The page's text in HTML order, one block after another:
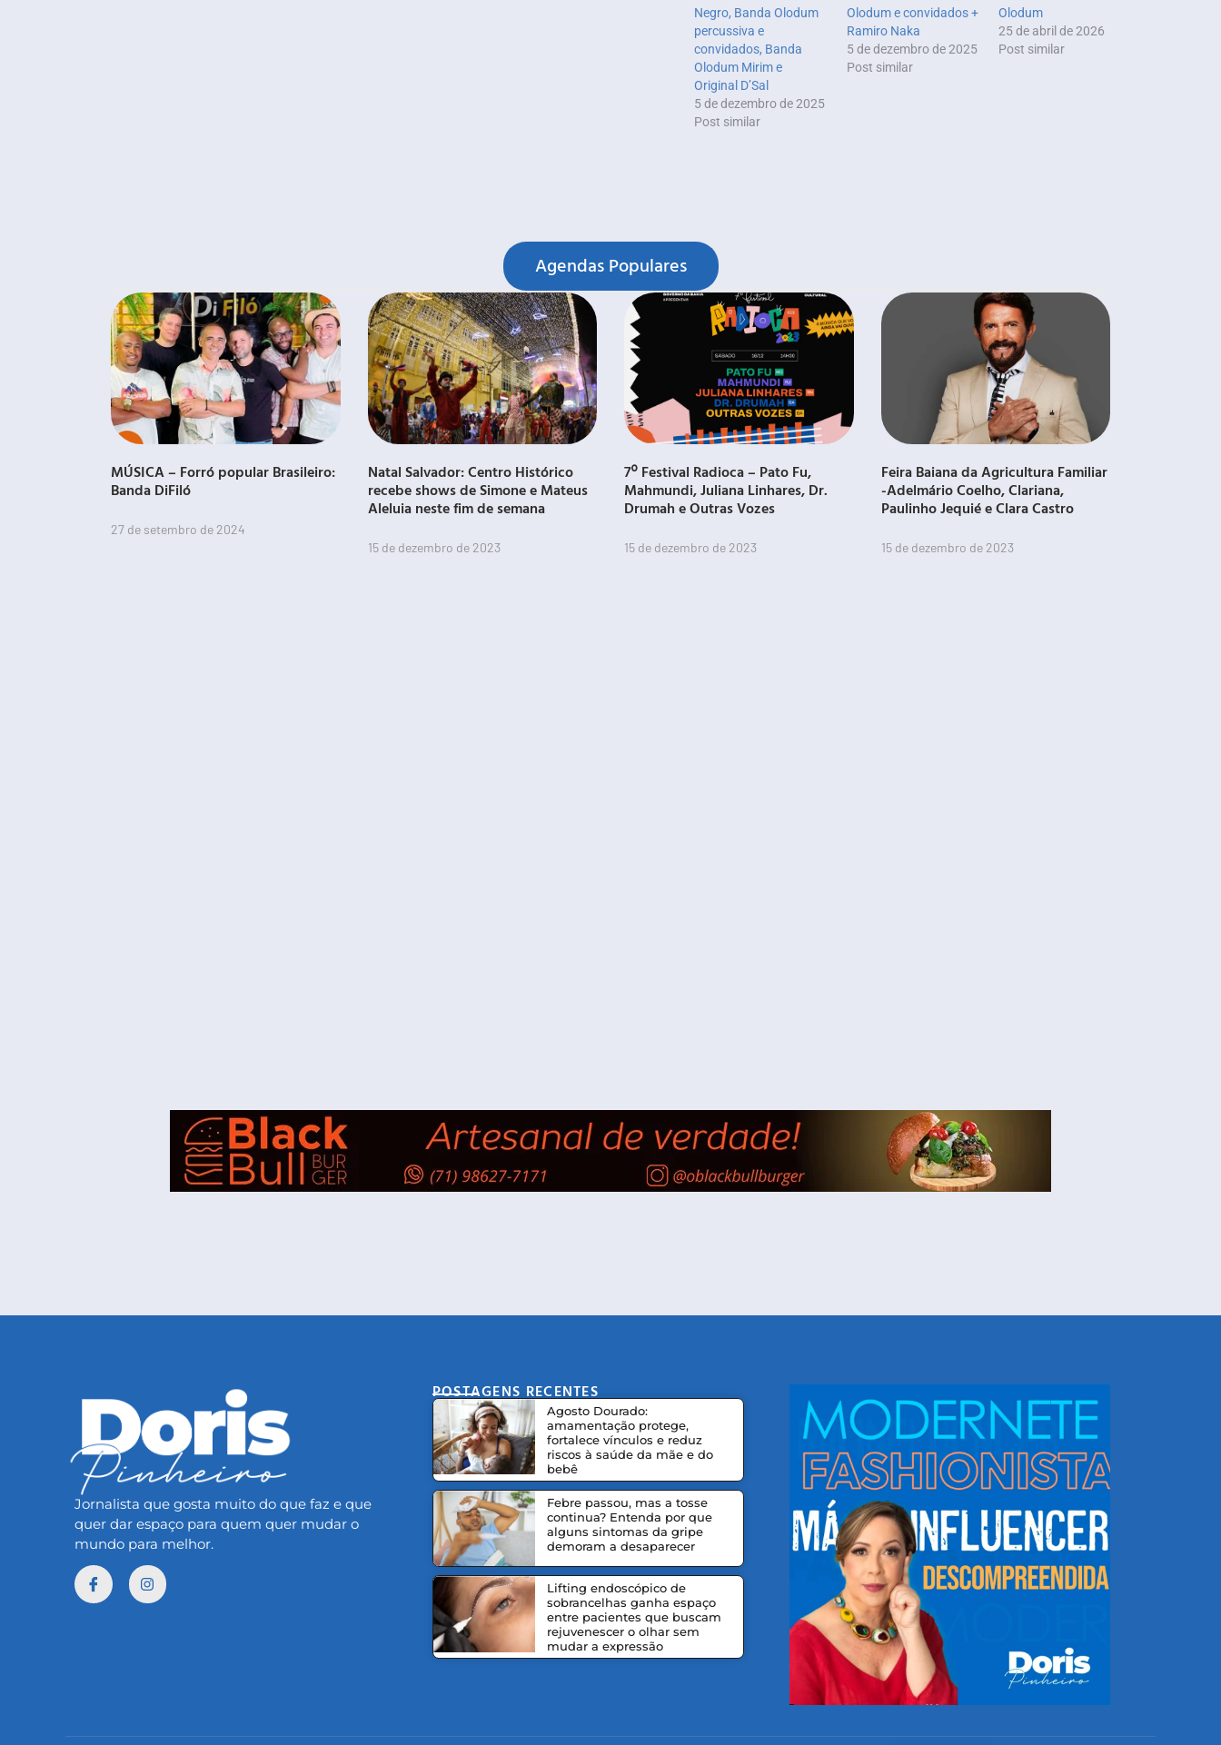
Negro, Banda Olodum
percussiva e
convidados, Banda
Olodum Mirim e
Original D’Sal
5 de dezembro de 2025
Post similar
Olodum e convidados +
Ramiro Naka
5 de dezembro de 2025
Post similar
Olodum
25 de abril de 2026
Post similar
Agendas Populares
MÚSICA – Forró popular Brasileiro:
Banda DiFiló
27 de setembro de 2024
Natal Salvador: Centro Histórico
recebe shows de Simone e Mateus
Aleluia neste fim de semana
15 de dezembro de 2023
7º Festival Radioca – Pato Fu,
Mahmundi, Juliana Linhares, Dr.
Drumah e Outras Vozes
15 de dezembro de 2023
Feira Baiana da Agricultura Familiar
-Adelmário Coelho, Clariana,
Paulinho Jequié e Clara Castro
15 de dezembro de 2023
Jornalista que gosta muito do que faz e que
quer dar espaço para quem quer mudar o
mundo para melhor.
POSTAGENS RECENTES
Agosto Dourado:
amamentação protege,
fortalece vínculos e reduz
riscos à saúde da mãe e do
bebê
Febre passou, mas a tosse
continua? Entenda por que
alguns sintomas da gripe
demoram a desaparecer
Lifting endoscópico de
sobrancelhas ganha espaço
entre pacientes que buscam
rejuvenescer o olhar sem
mudar a expressão
CONHEÇA DORIS E EQUIPE